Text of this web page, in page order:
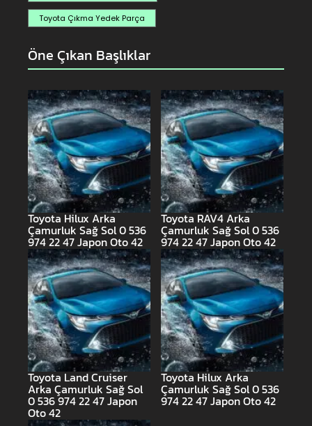
Toyota Çıkma Yedek Parça
Öne Çıkan Başlıklar
Toyota Hilux Arka
Çamurluk Sağ Sol 0 536
974 22 47 Japon Oto 42
Toyota RAV4 Arka
Çamurluk Sağ Sol 0 536
974 22 47 Japon Oto 42
Toyota Land Cruiser
Arka Çamurluk Sağ Sol
0 536 974 22 47 Japon
Oto 42
Toyota Hilux Arka
Çamurluk Sağ Sol 0 536
974 22 47 Japon Oto 42